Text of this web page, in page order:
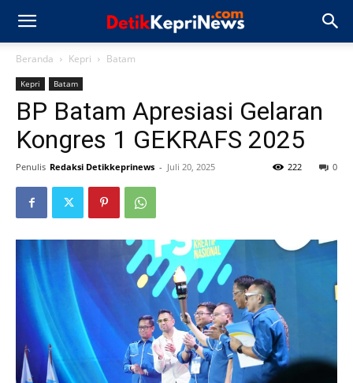
Beranda Kepri Batam
Kepri Batam
BP Batam Apresiasi Gelaran
Kongres 1 GEKRAFS 2025
Penulis Redaksi Detikkeprinews - Juli 20, 2025 0
222